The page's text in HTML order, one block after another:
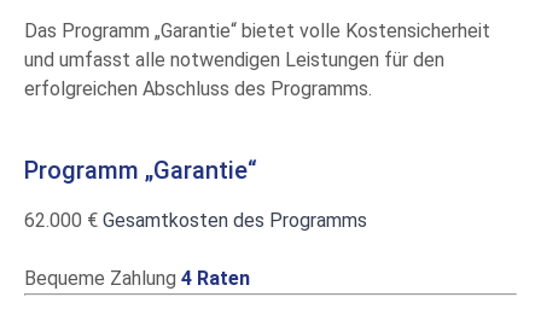
Das Programm „Garantie“ bietet volle Kostensicherheit
und umfasst alle notwendigen Leistungen für den
erfolgreichen Abschluss des Programms.
Programm „Garantie“
62.000 € Gesamtkosten des Programms
Bequeme Zahlung 4 Raten